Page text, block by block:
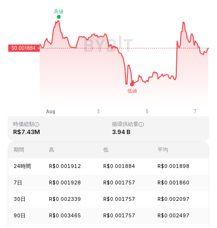
R$0.243269 R$0.000050
時価総額
R$7.43M
循環供給量
3.94 B
期間 高 低 平均
24時間 R$0.001912 R$0.001884 R$0.001898
7日 R$0.001928 R$0.001757 R$0.001860
30日 R$0.002339 R$0.001757 R$0.002097
90日 R$0.003465 R$0.001757 R$0.002497